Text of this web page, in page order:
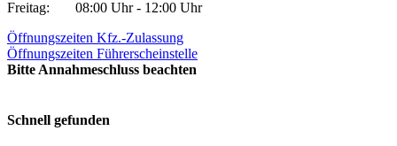
Freitag:
08:00 Uhr - 12:00 Uhr
Öffnungszeiten Kfz.-Zulassung
Öffnungszeiten Führerscheinstelle
Bitte Annahmeschluss beachten
Schnell gefunden